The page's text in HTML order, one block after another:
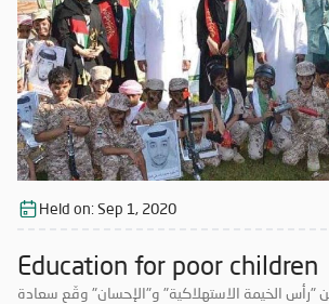
Held on:Sep 1, 2020
Education for poor children
"رأس الخيمة الاستهلاكية" و"الإحسان" وقّع سعادة